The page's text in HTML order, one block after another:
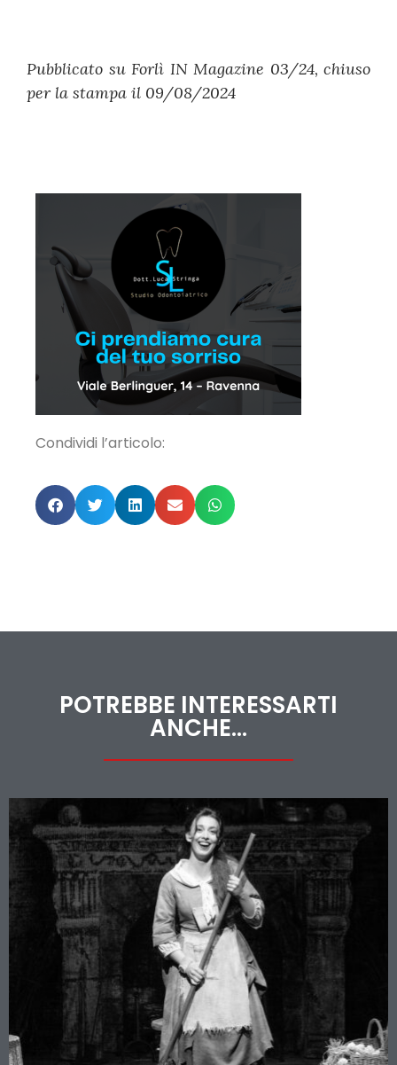
Pubblicato su Forlì IN Magazine 03/24, chiuso
per la stampa il 09/08/2024
Condividi l’articolo:
POTREBBE INTERESSARTI
ANCHE...